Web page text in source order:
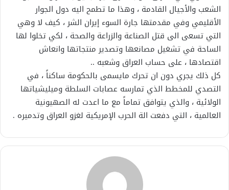
الشعب والأجيال القادمة ، وهذا ما تطمح اليه دول الجوار
الأقليمي وفي مقدمتها جارة السوء إيران الشر ، كيف لا وهي
التي تسعى الى قتل الصناعة والزراعة والصحة ، لكي تخلوا لها
الساحة في تشغيل مصانعها وتصدير منتجاتها وانعاش
اقتصادها ، على حساب العراق وشعبه ..
كل ذلك يجري دون ان تحرك مايسمى بالحكومة ساكناً ، في
التصدي للمخطط الذي تمارسه عصابات السلطة وميليشياتها
الولائية ، والذي يتوافق تماماً مع ما اعدت له الصهيونية
العالمية ، التي دفعت الة الحرب الإمريكية لغزو العراق وتدميره .